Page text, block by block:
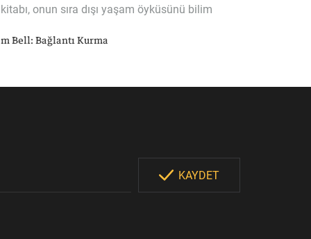
onun sıra dışı yaşam öyküsünü bilim
Bell: Bağlantı Kurma
KAYDET